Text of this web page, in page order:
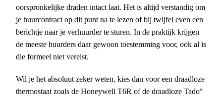
oorspronkelijke draden intact laat. Het is altijd verstandig om
je huurcontract op dit punt na te lezen of bij twijfel even een
berichtje naar je verhuurder te sturen. In de praktijk krijgen
de meeste huurders daar gewoon toestemming voor, ook al is
die formeel niet vereist.
Wil je het absoluut zeker weten, kies dan voor een draadloze
thermostaat zoals de Honeywell T6R of de draadloze Tado°